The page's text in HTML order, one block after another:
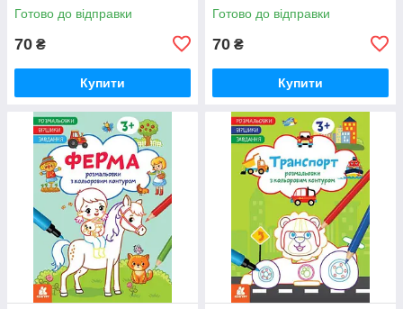
Готово до відправки
70 ₴
Купити
Готово до відправки
70 ₴
Купити